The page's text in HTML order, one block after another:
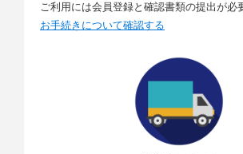
ご利用には会員登録と確認書類の提出が必
お手続きについて確認する